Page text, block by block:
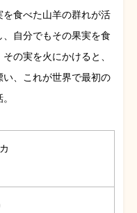
食べた山羊の群れが活
自分でもその果実を食
の実を火にかけると、
、これが世界で最初の